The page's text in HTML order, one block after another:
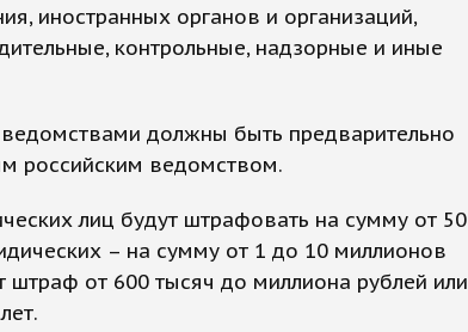
иностранных органов и организаций,
контрольные, надзорные и иные
должны быть предварительно
российским ведомством.
лиц будут штрафовать на сумму от 50
– на сумму от 1 до 10 миллионов
штраф от 600 тысяч до миллиона рублей или